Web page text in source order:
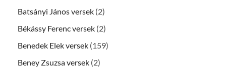
Batsányi János versek (2)
Békássy Ferenc versek (2)
Benedek Elek versek (159)
Beney Zsuzsa versek (2)